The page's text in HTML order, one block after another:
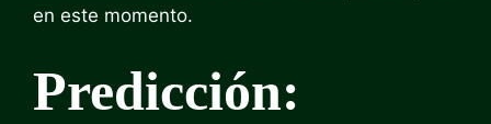
en este momento.
Predicción: